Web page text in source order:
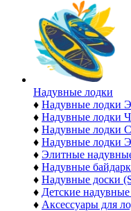
Надувные лодки
♦ Надувные лодки
♦ Надувные лодки
♦ Надувные лодки
♦ Надувные лодки
♦ Элитные
♦ Надувные
♦ Надувные доски
♦ Детские
♦ Аксессуары для